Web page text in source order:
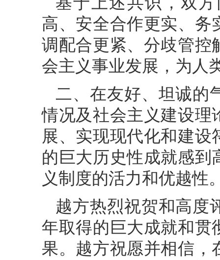
高、安全合作更实、务
调配合更紧、分歧管控
会主义事业发展，为人
二、在友好、坦诚的
情况及社会主义建设理
展、实现现代化和建
的巨大历史性成就感到
义制度的活力和优越性
越方热烈祝贺和高度
年取得的巨大成就和贯
果。越方祝愿并相信，